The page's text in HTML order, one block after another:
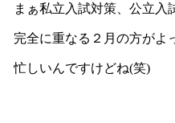
まぁ私立入試対策、公立入
完全に重なる２月の方がよ
忙しいんですけどね(笑)